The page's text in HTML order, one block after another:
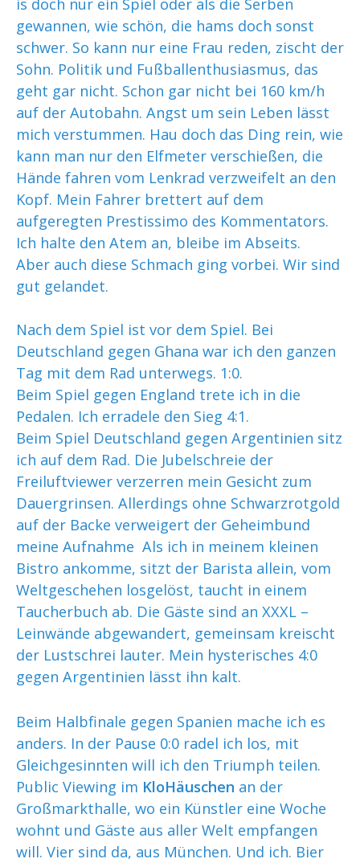
is doch nur ein Spiel oder als die Serben
gewannen, wie schön, die hams doch sonst
schwer. So kann nur eine Frau reden, zischt der
Sohn. Politik und Fußballenthusiasmus, das
geht gar nicht. Schon gar nicht bei 160 km/h
auf der Autobahn. Angst um sein Leben lässt
mich verstummen. Hau doch das Ding rein, wie
kann man nur den Elfmeter verschießen, die
Hände fahren vom Lenkrad verzweifelt an den
Kopf. Mein Fahrer brettert auf dem
aufgeregten Prestissimo des Kommentators.
Ich halte den Atem an, bleibe im Abseits.
Aber auch diese Schmach ging vorbei. Wir sind
gut gelandet.
Nach dem Spiel ist vor dem Spiel. Bei
Deutschland gegen Ghana war ich den ganzen
Tag mit dem Rad unterwegs. 1:0.
Beim Spiel gegen England trete ich in die
Pedalen. Ich erradele den Sieg 4:1.
Beim Spiel Deutschland gegen Argentinien sitz
ich auf dem Rad. Die Jubelschreie der
Freiluftviewer verzerren mein Gesicht zum
Dauergrinsen. Allerdings ohne Schwarzrotgold
auf der Backe verweigert der Geheimbund
meine Aufnahme Als ich in meinem kleinen
Bistro ankomme, sitzt der Barista allein, vom
Weltgeschehen losgelöst, taucht in einem
Taucherbuch ab. Die Gäste sind an XXXL –
Leinwände abgewandert, gemeinsam kreischt
der Lustschrei lauter. Mein hysterisches 4:0
gegen Argentinien lässt ihn kalt.
Beim Halbfinale gegen Spanien mache ich es
anders. In der Pause 0:0 radel ich los, mit
Gleichgesinnten will ich den Triumph teilen.
Public Viewing im KloHäuschen an der
Großmarkthalle, wo ein Künstler eine Woche
wohnt und Gäste aus aller Welt empfangen
will. Vier sind da, aus München. Und ich. Bier